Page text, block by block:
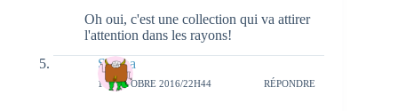
Oh oui, c'est une collection qui va attirer
l'attention dans les rayons!
Serena
17 OCTOBRE 2016/22H44 RÉPONDRE